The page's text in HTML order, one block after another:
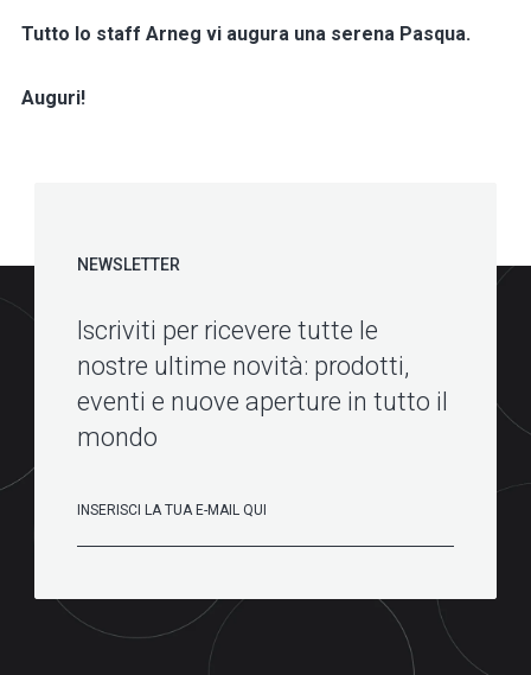
Tutto lo staff Arneg vi augura una serena Pasqua.
Auguri!
NEWSLETTER
Iscriviti per ricevere tutte le
nostre ultime novità: prodotti,
eventi e nuove aperture in tutto il
mondo